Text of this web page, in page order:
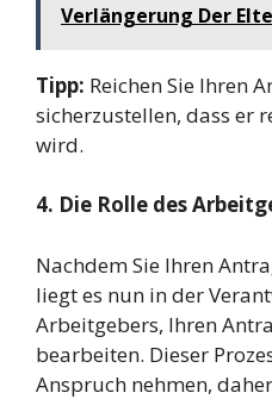
Verlängerung Der
Tipp: Reichen Sie Ihren
sicherzustellen, dass er
wird.
4. Die Rolle des
Nachdem Sie Ihren
liegt es nun in der
Arbeitgebers, Ihren
bearbeiten. Dieser
Anspruch nehmen,